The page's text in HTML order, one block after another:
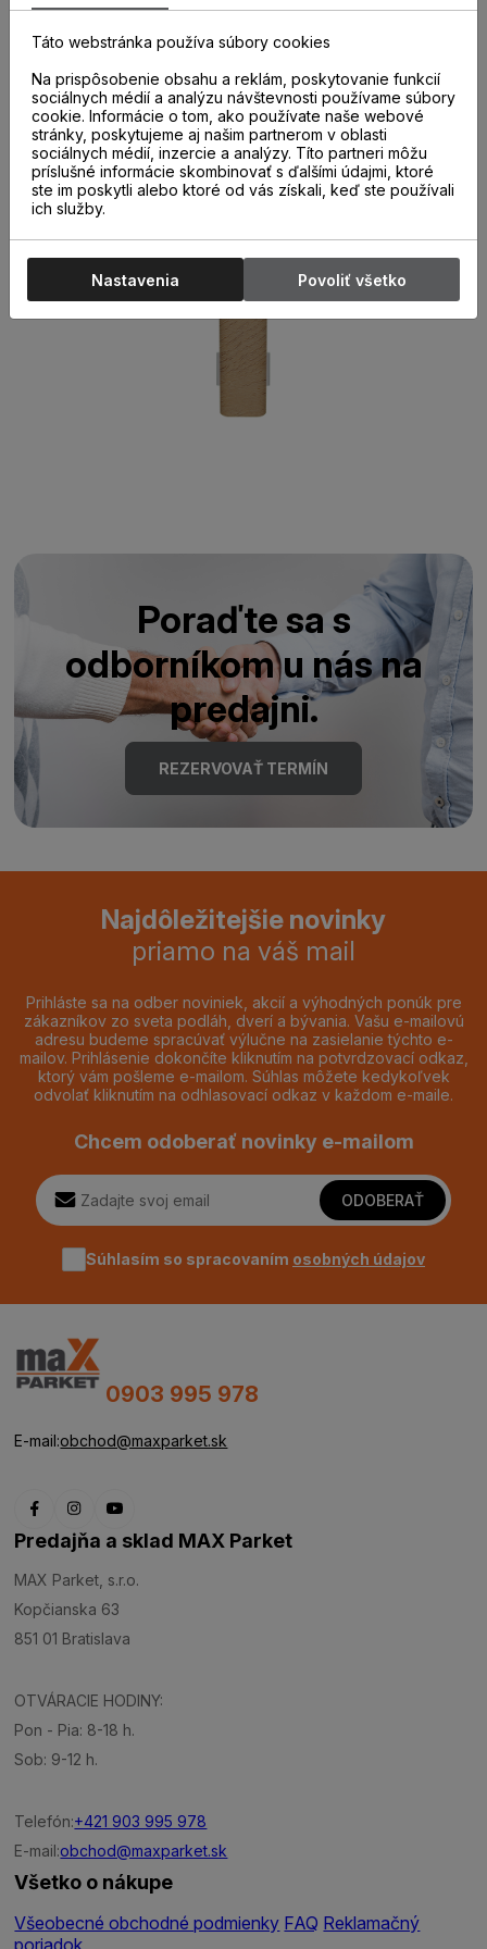
správne a kvalitne nainštalovaných parketových líšt. Ich
použitie nielen urýchľuje montáž líšt, ale aj chráni miesta
spojov pred poškodením.
Poraďte sa s
odborníkom u nás na
predajni.
REZERVOVAŤ TERMÍN
Najdôležitejšie novinky
priamo na váš mail
Prihláste sa na odber noviniek, akcií a výhodných ponúk pre
zákazníkov zo sveta podláh, dverí a bývania. Vašu e-mailovú
adresu budeme spracúvať výlučne na zasielanie týchto e-
mailov. Prihlásenie dokončíte kliknutím na potvrdzovací odkaz,
ktorý vám pošleme e-mailom. Súhlas môžete kedykoľvek
odvolať kliknutím na odhlasovací odkaz v každom e-maile.
Chcem odoberať novinky e-mailom
ODOBERAŤ
Súhlasím so spracovaním osobných údajov
0903 995 978
E-mail:obchod@maxparket.sk
Predajňa a sklad MAX Parket
MAX Parket, s.r.o.
Kopčianska 63
851 01 Bratislava
OTVÁRACIE HODINY:
Pon - Pia: 8-18 h.
Sob: 9-12 h.
Telefón:+421 903 995 978
E-mail:obchod@maxparket.sk
Všetko o nákupe
Všeobecné obchodné podmienky FAQ Reklamačný
poriadok
Táto webstránka používa súbory cookies
Na prispôsobenie obsahu a reklám, poskytovanie funkcií
sociálnych médií a analýzu návštevnosti používame súbory
cookie. Informácie o tom, ako používate naše webové
stránky, poskytujeme aj našim partnerom v oblasti
sociálnych médií, inzercie a analýzy. Títo partneri môžu
príslušné informácie skombinovať s ďalšími údajmi, ktoré
ste im poskytli alebo ktoré od vás získali, keď ste používali
ich služby.
Nastavenia Povoliť všetko